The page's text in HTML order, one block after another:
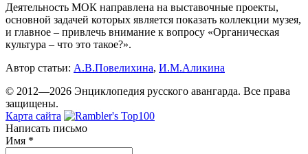
Деятельность МОК направлена на выставочные проекты,
основной задачей которых является показать коллекции музея,
и главное – привлечь внимание к вопросу «Органическая
культура – что это такое?».
Автор статьи: А.В.Повелихина, И.М.Аликина
© 2012—2026 Энциклопедия русского авангарда. Все права
защищены.
Карта сайта
Написать письмо
Имя *